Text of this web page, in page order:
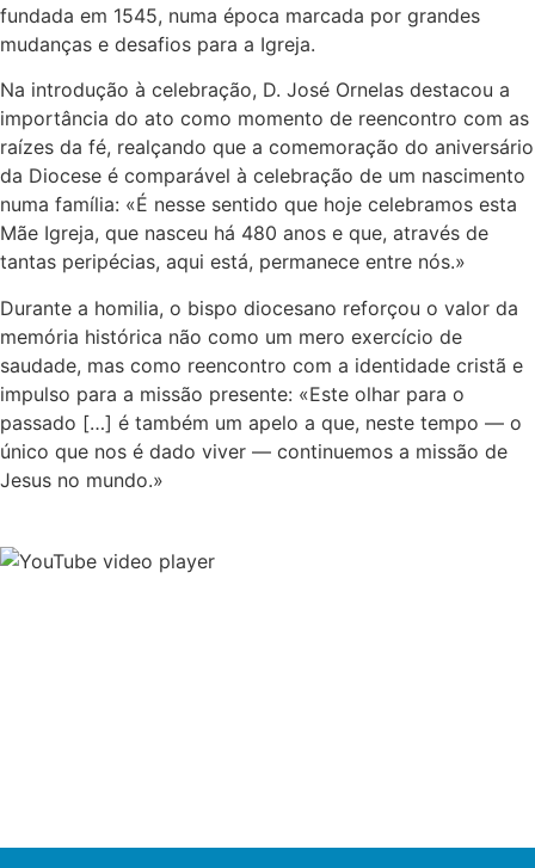
fundada em 1545, numa época marcada por grandes
mudanças e desafios para a Igreja.
Na introdução à celebração, D. José Ornelas destacou a
importância do ato como momento de reencontro com as
raízes da fé, realçando que a comemoração do aniversário
da Diocese é comparável à celebração de um nascimento
numa família: «É nesse sentido que hoje celebramos esta
Mãe Igreja, que nasceu há 480 anos e que, através de
tantas peripécias, aqui está, permanece entre nós.»
Durante a homilia, o bispo diocesano reforçou o valor da
memória histórica não como um mero exercício de
saudade, mas como reencontro com a identidade cristã e
impulso para a missão presente: «Este olhar para o
passado […] é também um apelo a que, neste tempo — o
único que nos é dado viver — continuemos a missão de
Jesus no mundo.»